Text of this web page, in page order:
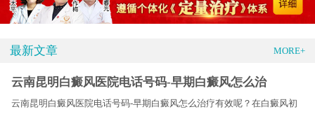
最新文章 MORE+
云南昆明白癜风医院电话号码-早期白癜风怎么治
云南昆明白癜风医院电话号码-早期白癜风怎么治疗有效呢？在白癜风初